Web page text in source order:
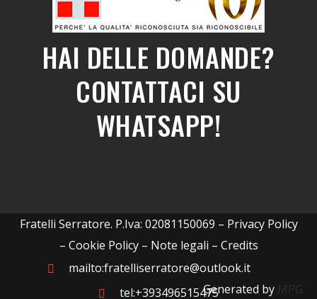
HAI DELLE DOMANDE?
CONTATTACI SU
WHATSAPP!
Fratelli Serratore. P.Iva: 02081150069 – Privacy Policy
– Cookie Policy – Note legali – Credits
mailto:fratelliserratore@outlook.it
tel:+393496515475Generated by MPG